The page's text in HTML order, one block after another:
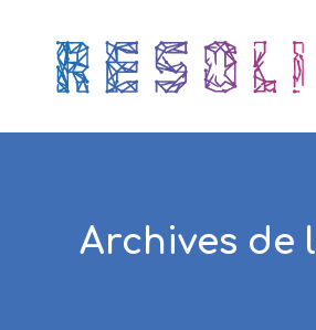
Archives de